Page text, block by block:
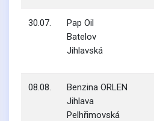
30.07.
Pap Oil
Batelov
Jihlavská
08.08.
Benzina ORLEN
Jihlava
Pelhřimovská